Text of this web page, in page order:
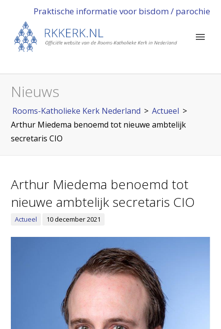
Praktische informatie voor bisdom / parochie
Nieuws
Rooms-Katholieke Kerk Nederland > Actueel >
Arthur Miedema benoemd tot nieuwe ambtelijk
secretaris CIO
Arthur Miedema benoemd tot
nieuwe ambtelijk secretaris CIO
Actueel 10 december 2021